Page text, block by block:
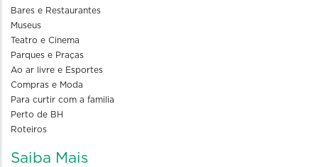
Bares e Restaurantes
Museus
Teatro e Cinema
Parques e Praças
Ao ar livre e Esportes
Compras e Moda
Para curtir com a familia
Perto de BH
Roteiros
Saiba Mais